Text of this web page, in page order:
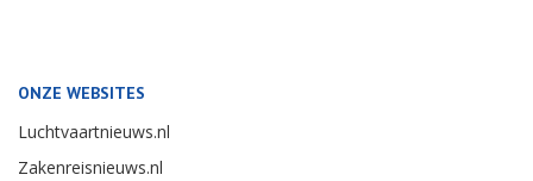
ONZE WEBSITES
Luchtvaartnieuws.nl
Zakenreisnieuws.nl